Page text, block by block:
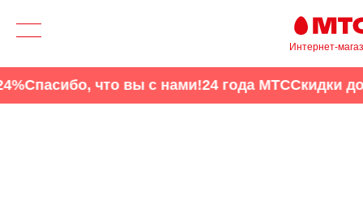
Интернет-
Спасибо, что вы с нами!24 года МТССкидки до